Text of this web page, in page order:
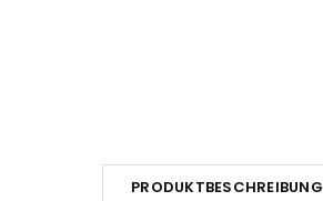
PRODUKTBESCHREIBUNG